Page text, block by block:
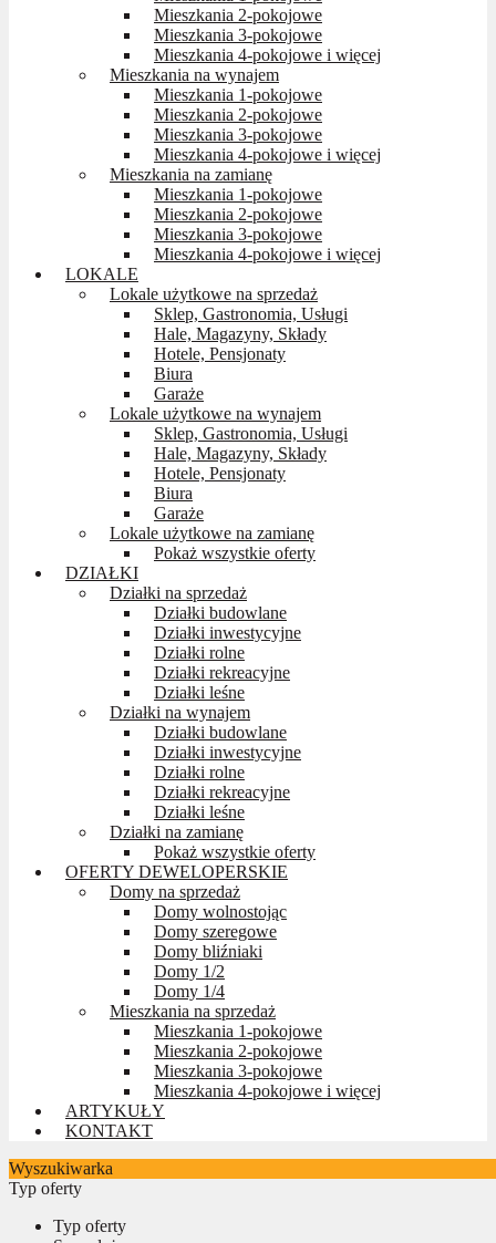
Mieszkania 2-pokojowe
Mieszkania 3-pokojowe
Mieszkania 4-pokojowe i więcej
Mieszkania na wynajem
Mieszkania 1-pokojowe
Mieszkania 2-pokojowe
Mieszkania 3-pokojowe
Mieszkania 4-pokojowe i więcej
Mieszkania na zamianę
Mieszkania 1-pokojowe
Mieszkania 2-pokojowe
Mieszkania 3-pokojowe
Mieszkania 4-pokojowe i więcej
LOKALE
Lokale użytkowe na sprzedaż
Sklep, Gastronomia, Usługi
Hale, Magazyny, Składy
Hotele, Pensjonaty
Biura
Garaże
Lokale użytkowe na wynajem
Sklep, Gastronomia, Usługi
Hale, Magazyny, Składy
Hotele, Pensjonaty
Biura
Garaże
Lokale użytkowe na zamianę
Pokaż wszystkie oferty
DZIAŁKI
Działki na sprzedaż
Działki budowlane
Działki inwestycyjne
Działki rolne
Działki rekreacyjne
Działki leśne
Działki na wynajem
Działki budowlane
Działki inwestycyjne
Działki rolne
Działki rekreacyjne
Działki leśne
Działki na zamianę
Pokaż wszystkie oferty
OFERTY DEWELOPERSKIE
Domy na sprzedaż
Domy wolnostojąc
Domy szeregowe
Domy bliźniaki
Domy 1/2
Domy 1/4
Mieszkania na sprzedaż
Mieszkania 1-pokojowe
Mieszkania 2-pokojowe
Mieszkania 3-pokojowe
Mieszkania 4-pokojowe i więcej
ARTYKUŁY
KONTAKT
Wyszukiwarka
Typ oferty
Typ oferty